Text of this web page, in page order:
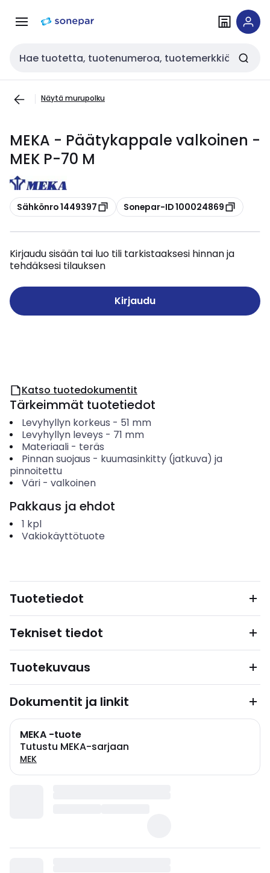
navigointiinsisältöön
Haku
Näytä murupolku
MEKA - Päätykappale valkoinen -
MEK P-70 M
Kopioi
Sähkönro 1449397 Kopioi
Sonepar-ID 100024869
Kirjaudu sisään tai luo tili tarkistaaksesi hinnan ja
tehdäksesi tilauksen
Kirjaudu
Katso tuotedokumentit
Tärkeimmät tuotetiedot
Levyhyllyn korkeus - 51 mm
Levyhyllyn leveys - 71 mm
Materiaali- teräs
Pinnan suojaus - kuumasinkitty (jatkuva) ja
pinnoitettu
Väri- valkoinen
Pakkaus ja ehdot
1 kpl
Vakiokäyttötuote
Tuotetiedot
Tekniset tiedot
Tuotekuvaus
Dokumentit ja linkit
MEKA -tuote
Tutustu MEKA-sarjaan
MEK